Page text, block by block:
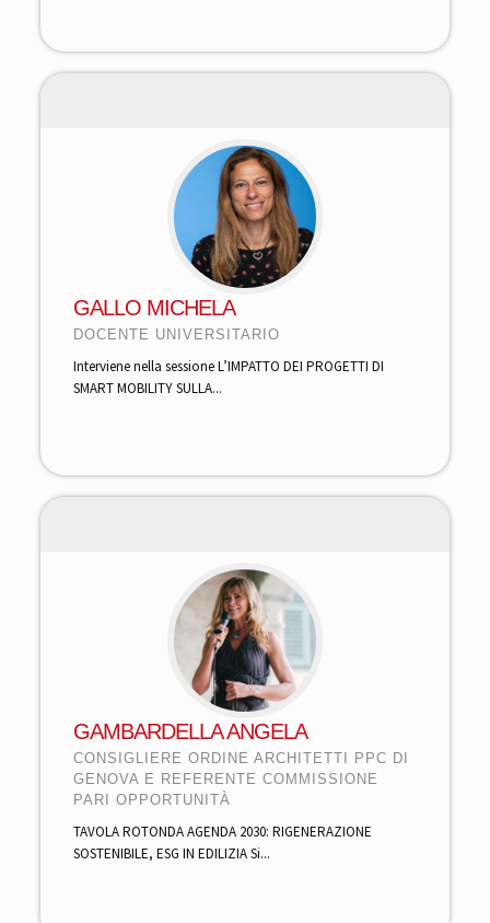
GALLO MICHELA
DOCENTE UNIVERSITARIO
Interviene nella sessione L’IMPATTO DEI PROGETTI DI
SMART MOBILITY SULLA...
GAMBARDELLA ANGELA
CONSIGLIERE ORDINE ARCHITETTI PPC DI
GENOVA E REFERENTE COMMISSIONE
PARI OPPORTUNITÀ
TAVOLA ROTONDA AGENDA 2030: RIGENERAZIONE
SOSTENIBILE, ESG IN EDILIZIA Si...